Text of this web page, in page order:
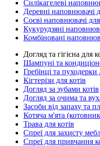
Силікагелеві
Деревні наповнювачі
Соєві наповнювачі для
Кукурудзяні
Комбіновані
Догляд та гігієна для
Шампуні та
Гребінці та пуходерки
Кігтерізи для котів
Догляд за зубами котів
Догляд за очима та
Засоби від запаху та
Котяча м'ята
Трава для котів
Спреї для захисту
Спреї для привчання